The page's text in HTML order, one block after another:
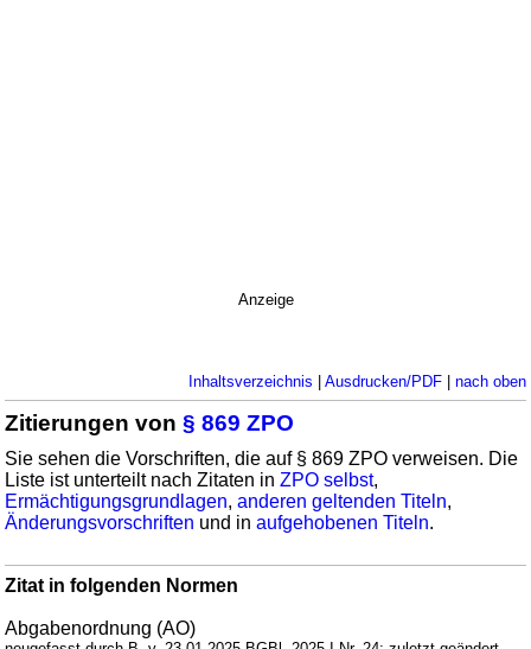
Anzeige
Inhaltsverzeichnis | Ausdrucken/PDF| nach oben
Zitierungen von§ 869 ZPO
Sie sehen die Vorschriften, die auf § 869 ZPO verweisen. Die
Liste ist unterteilt nach Zitaten inZPO selbst,
Ermächtigungsgrundlagen,anderen geltenden Titeln,
Änderungsvorschriften und inaufgehobenen Titeln.
Zitat in folgenden Normen
Abgabenordnung (AO)